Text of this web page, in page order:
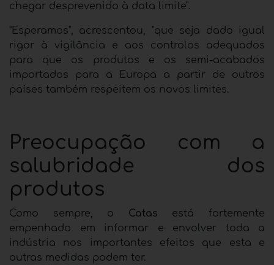
chegar desprevenido à data limite".
"Esperamos", acrescentou, "que seja dado igual
rigor à vigilância e aos controlos adequados
para que os produtos e os semi-acabados
importados para a Europa a partir de outros
países também respeitem os novos limites.
Preocupação com a
salubridade dos
produtos
Como sempre, o Catas está fortemente
empenhado em informar e envolver toda a
indústria nos importantes efeitos que esta e
outras medidas podem ter.